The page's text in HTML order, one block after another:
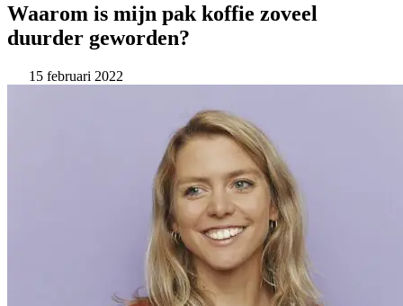
Waarom is mijn pak koffie zoveel
duurder geworden?
15 februari 2022